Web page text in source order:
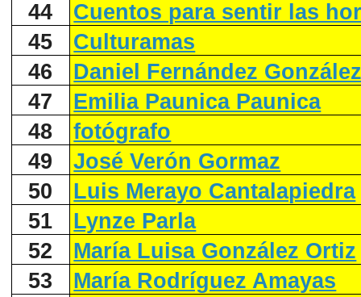
44
Cuentos para sentir las
45
Culturamas
46
Daniel Fernández
47
Emilia Paunica Paunica
48
fotógrafo
49
José Verón Gormaz
50
Luis Merayo Cantalapiedra
51
Lynze Parla
52
María Luisa González Ortiz
53
María Rodríguez Amayas